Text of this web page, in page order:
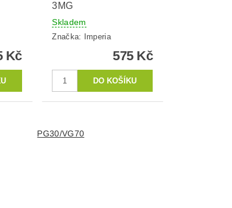
Kč
3MG
Skladem
Značka: Imperia
575 Kč
PG30/VG70